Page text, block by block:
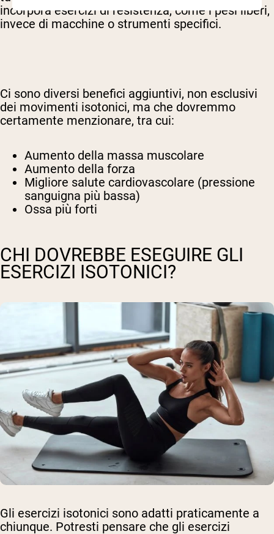
incorpora esercizi di resistenza, come i pesi liberi,
invece di macchine o strumenti specifici.
Ci sono diversi benefici aggiuntivi, non esclusivi
dei movimenti isotonici, ma che dovremmo
certamente menzionare, tra cui:
Aumento della massa muscolare
Aumento della forza
Migliore salute cardiovascolare (pressione
sanguigna più bassa)
Ossa più forti
CHI DOVREBBE ESEGUIRE GLI
ESERCIZI ISOTONICI?
Gli esercizi isotonici sono adatti praticamente a
chiunque. Potresti pensare che gli esercizi